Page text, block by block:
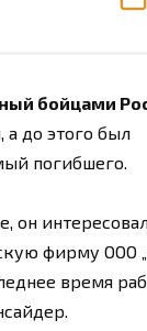
бойцами
до этого был
погибшего.
он
фирму ООО
время